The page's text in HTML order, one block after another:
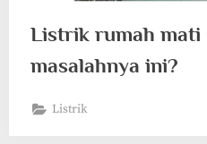
Listrik rumah mati
masalahnya ini?
Listrik